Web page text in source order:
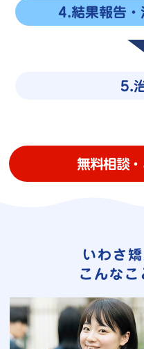
4.結果報告・
5.
無料相談
いわさ
こんなこ